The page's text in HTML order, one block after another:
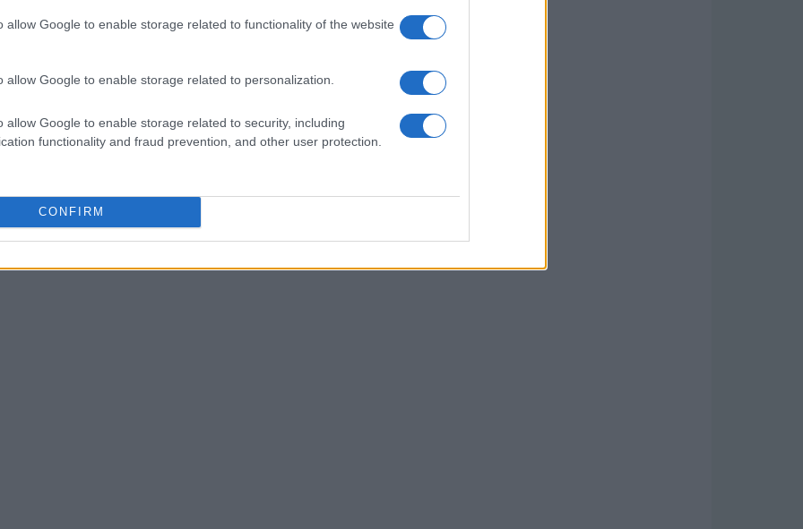
allow Google to enable storage related to functionality of the website
allow Google to enable storage related to personalization.
allow Google to enable storage related to security, including
functionality and fraud prevention, and other user protection.
CONFIRM
devono iniziare a
la formazione dei dipendenti, l’adozione di
ESG trasparenti. È fondamentale investire
l’efficienza energetica e riducano l’impatto